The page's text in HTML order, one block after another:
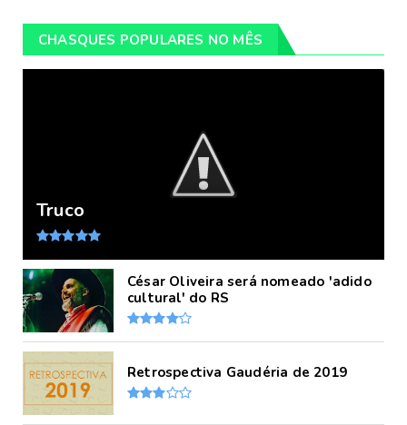
CHASQUES POPULARES NO MÊS
Truco
César Oliveira será nomeado 'adido
cultural' do RS
Retrospectiva Gaudéria de 2019